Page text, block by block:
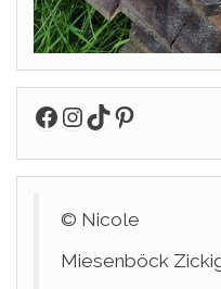
Facebook
Instagram
TikTok
Pinterest
© Nicole
Miesenböck